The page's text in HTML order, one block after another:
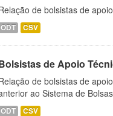
de bolsistas de
ODT CSV
de Apoio
de bolsistas de
ao Sistema de
ODT CSV